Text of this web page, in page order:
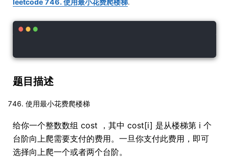
leetcode 746. 使用最小花费爬楼梯.
题目描述
使用最小花费爬楼梯
给你一个整数数组 cost ，其中 cost[i] 是从楼梯第 i 个
台阶向上爬需要支付的费用。一旦你支付此费用，即可
选择向上爬一个或者两个台阶。